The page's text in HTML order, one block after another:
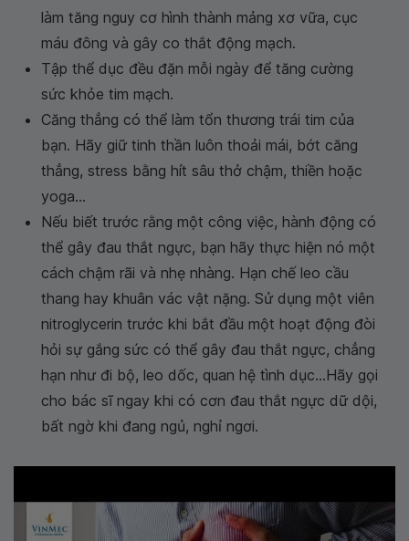
làm tăng nguy cơ hình thành mảng xơ vữa, cục
máu đông và gây co thắt động mạch.
Tập thể dục đều đặn mỗi ngày để tăng cường
sức khỏe tim mạch.
Căng thẳng có thể làm tổn thương trái tim của
bạn. Hãy giữ tinh thần luôn thoải mái, bớt căng
thẳng, stress bằng hít sâu thở chậm, thiền hoặc
yoga...
Nếu biết trước rằng một công việc, hành động có
thể gây đau thắt ngực, bạn hãy thực hiện nó một
cách chậm rãi và nhẹ nhàng. Hạn chế leo cầu
thang hay khuân vác vật nặng. Sử dụng một viên
nitroglycerin trước khi bắt đầu một hoạt động đòi
hỏi sự gắng sức có thể gây đau thắt ngực, chẳng
hạn như đi bộ, leo dốc, quan hệ tình dục...Hãy gọi
cho bác sĩ ngay khi có cơn đau thắt ngực dữ dội,
bất ngờ khi đang ngủ, nghỉ ngơi.